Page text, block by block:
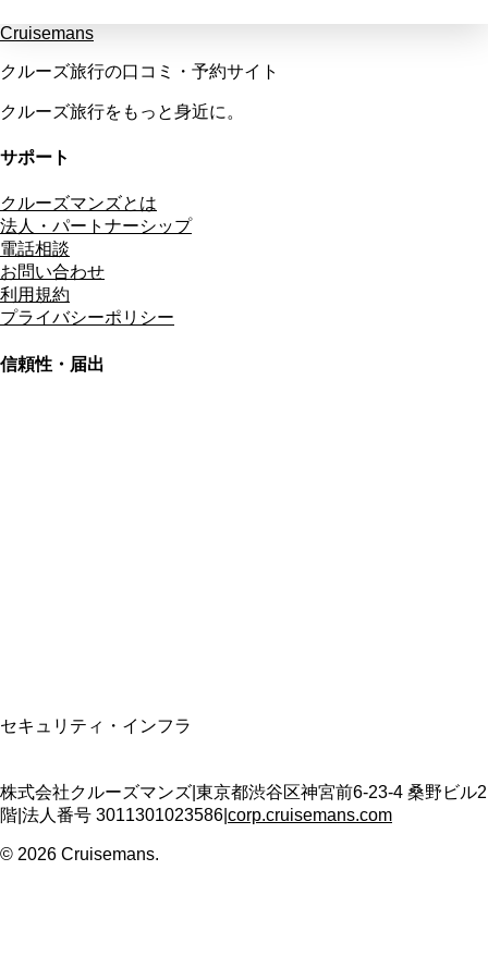
Cruisemans
クルーズ旅行の口コミ・予約サイト
クルーズ旅行をもっと身近に。
サポート
クルーズマンズとは
法人・パートナーシップ
電話相談
お問い合わせ
利用規約
プライバシーポリシー
信頼性・届出
セキュリティ・インフラ
株式会社クルーズマンズ 東京都渋谷区神宮前6-23-4 桑野ビル2
階 法人番号 3011301023586 corp.cruisemans.com
© 2026 Cruisemans.